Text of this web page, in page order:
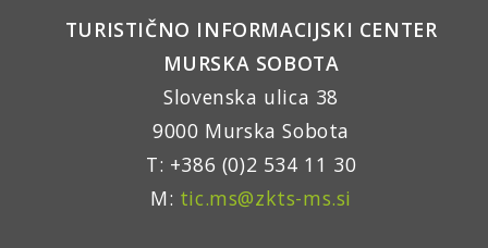
TURISTIČNO INFORMACIJSKI CENTER
MURSKA SOBOTA
Slovenska ulica 38
9000 Murska Sobota
T: +386 (0)2 534 11 30
M: tic.ms@zkts-ms.si